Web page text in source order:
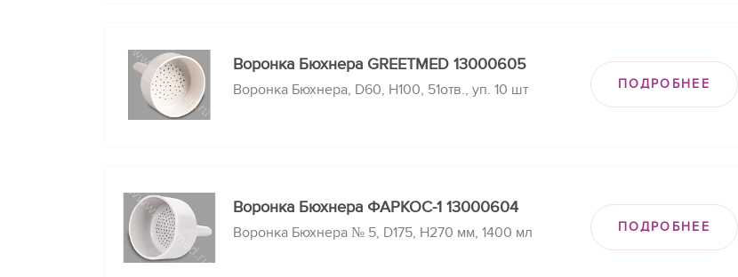
Воронка Бюхнера GREETMED 13000605
Воронка Бюхнера, D60, Н100, 51отв., уп. 10 шт ПОДРОБНЕЕ
Воронка Бюхнера ФАРКОС-1 13000604
Воронка Бюхнера № 5, D175, Н270 мм, 1400 мл ПОДРОБНЕЕ